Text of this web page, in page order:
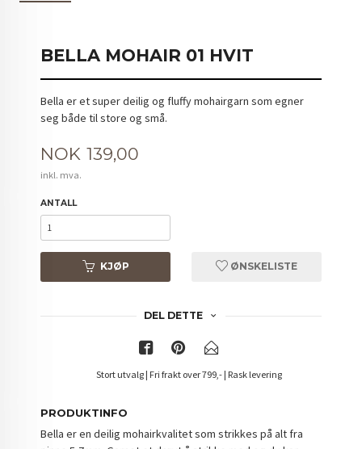
BELLA MOHAIR 01 HVIT
Bella er et super deilig og fluffy mohairgarn som egner
seg både til store og små.
Pris
NOK 139,00
inkl. mva.
ANTALL
KJØP ØNSKELISTE
DEL DETTE
Stort utvalg | Fri frakt over 799,- | Rask levering
PRODUKTINFO
Bella er en deilig mohairkvalitet som strikkes på alt fra